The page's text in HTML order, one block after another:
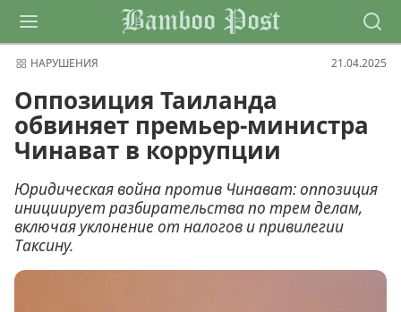
Bamboo Post
НАРУШЕНИЯ 21.04.2025
Оппозиция Таиланда
обвиняет премьер-министра
Чинават в коррупции
Юридическая война против Чинават: оппозиция
инициирует разбирательства по трем делам,
включая уклонение от налогов и привилегии
Таксину.